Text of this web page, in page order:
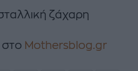
ζάχαρη
στο Mothersblog.gr